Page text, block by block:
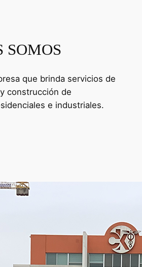
SOMOS
que brinda servicios de
construcción de
e industriales.